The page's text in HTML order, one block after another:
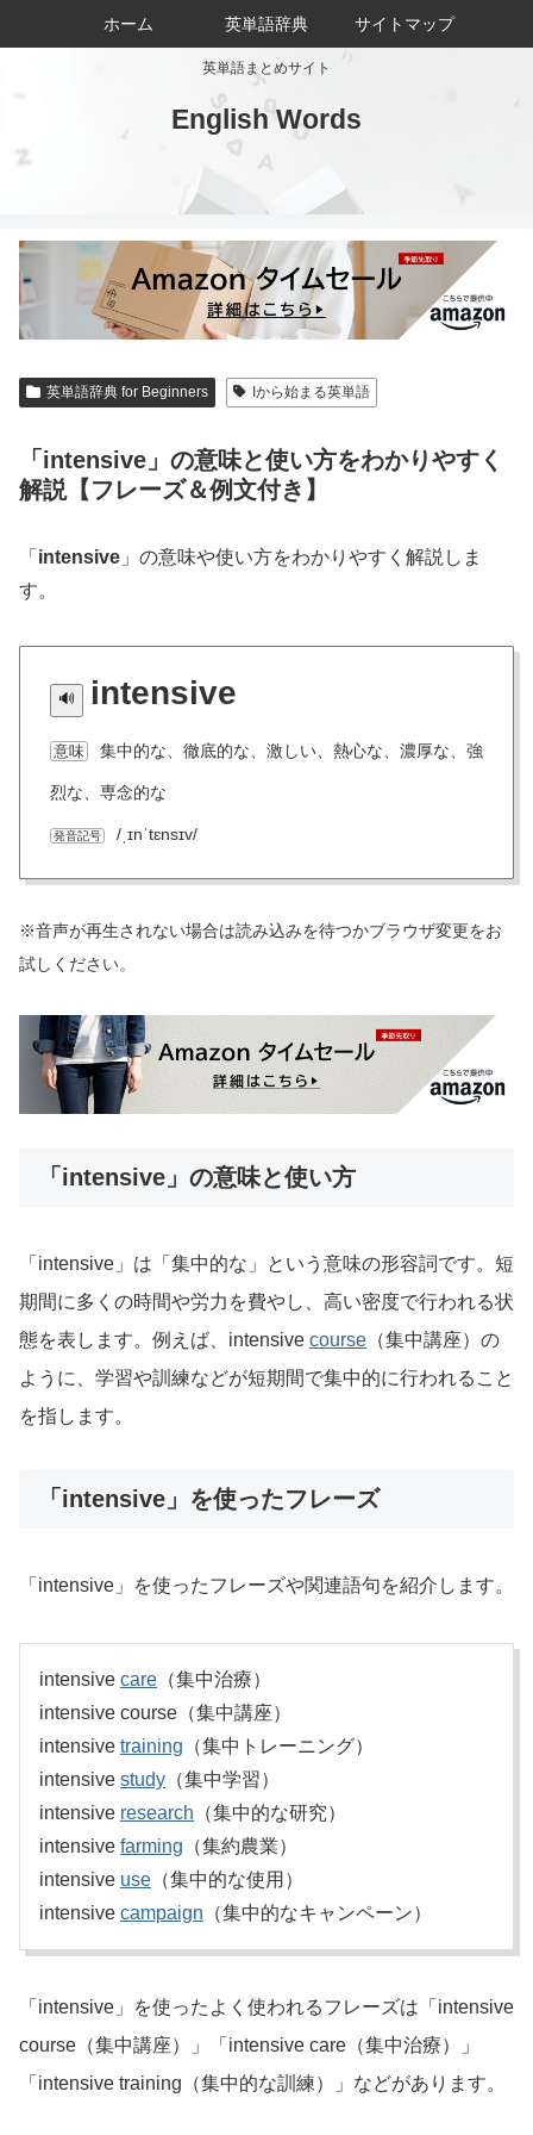
英単語まとめサイト
English Words
ホーム 英単語辞典 サイトマップ
英単語辞典 for Beginners Iから始まる英単語
「intensive」の意味と使い方をわかりやすく
解説【フレーズ＆例文付き】
「 intensive 」の意味や使い方をわかりやすく解説しま
す。
intensive
意味 集中的な、徹底的な、激しい、熱心な、濃厚な、強
烈な、専念的な
発音記号 /ˌɪnˈtɛnsɪv/
※音声が再生されない場合は読み込みを待つかブラウザ変更をお
試しください。
「intensive」の意味と使い方
「intensive」は「集中的な」という意味の形容詞です。短
期間に多くの時間や労力を費やし、高い密度で行われる状
態を表します。例えば、intensive course （集中講座）の
ように、学習や訓練などが短期間で集中的に行われること
を指します。
「intensive」を使ったフレーズ
「intensive」を使ったフレーズや関連語句を紹介します。
intensive care （集中治療）
intensive course（集中講座）
intensive training （集中トレーニング）
intensive study （集中学習）
intensive research （集中的な研究）
intensive farming （集約農業）
intensive use （集中的な使用）
intensive campaign （集中的なキャンペーン）
「intensive」を使ったよく使われるフレーズは「intensive
course（集中講座）」「intensive care（集中治療）」
「intensive training（集中的な訓練）」などがあります。